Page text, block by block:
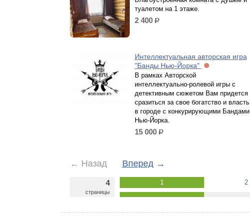
туалетом на 1 этаже.
2 400 р.
Интеллектуальная авторская игра
"Банды Нью-Йорка"
В рамках Авторской
интеллектуально-ролевой игры с
детективным сюжетом Вам придется
сразиться за свое богатство и власть
в городе с конкурирующими Бандами
Нью-Йорка.
15 000 р.
← Назад Вперед→
4
страницы
1 2